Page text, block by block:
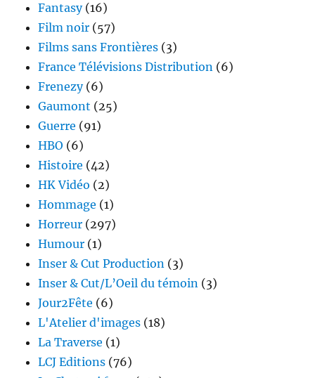
Fantasy(16)
Film noir (57)
Films sans Frontières (3)
France Télévisions Distribution (6)
Frenezy(6)
Gaumont (25)
Guerre (91)
HBO (6)
Histoire (42)
HK Vidéo (2)
Hommage (1)
Horreur (297)
Humour (1)
Inser & Cut Production (3)
Inser & Cut/L’Oeil du témoin (3)
Jour2Fête (6)
L'Atelier d'images (18)
La Traverse (1)
LCJ Editions (76)